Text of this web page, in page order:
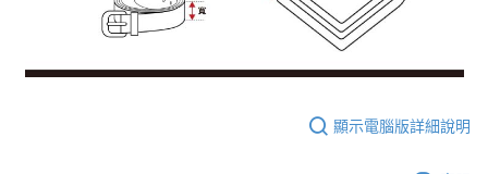
顯示電腦版詳細說明